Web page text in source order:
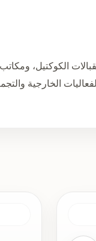
الكوكتيل،
الخارجية